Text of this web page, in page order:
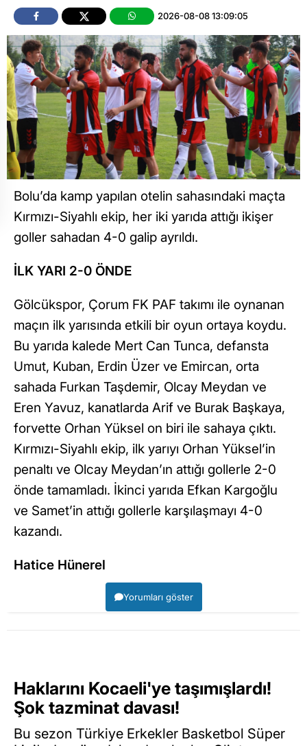
2026-08-08 13:09:05
Bolu’da kamp yapılan otelin sahasındaki maçta
Kırmızı-Siyahlı ekip, her iki yarıda attığı ikişer
goller sahadan 4-0 galip ayrıldı.
İLK YARI 2-0 ÖNDE
Gölcükspor, Çorum FK PAF takımı ile oynanan
maçın ilk yarısında etkili bir oyun ortaya koydu.
Bu yarıda kalede Mert Can Tunca, defansta
Umut, Kuban, Erdin Üzer ve Emircan, orta
sahada Furkan Taşdemir, Olcay Meydan ve
Eren Yavuz, kanatlarda Arif ve Burak Başkaya,
forvette Orhan Yüksel on biri ile sahaya çıktı.
Kırmızı-Siyahlı ekip, ilk yarıyı Orhan Yüksel’in
penaltı ve Olcay Meydan’ın attığı gollerle 2-0
önde tamamladı. İkinci yarıda Efkan Kargoğlu
ve Samet’in attığı gollerle karşılaşmayı 4-0
kazandı.
Hatice Hünerel
Yorumları göster
Haklarını Kocaeli'ye taşımışlardı!
Şok tazminat davası!
Bu sezon Türkiye Erkekler Basketbol Süper